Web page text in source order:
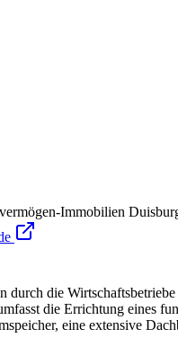
Immobilien
durch die
die Errichtung eines
eine extensive